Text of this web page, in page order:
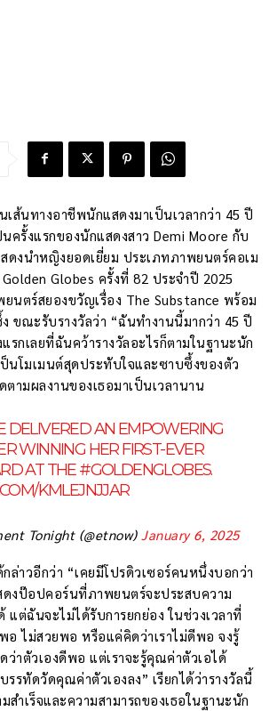
ส้นทางอาชีพนักแสดงมาเป็นเวลากว่า 45 ปี
ครั้งแรกของนักแสดงสาว Demi Moore กับ
สดงนำหญิงยอดเยี่ยม ประเภทภาพยนตร์คอเม
Globes ครั้งที่ 82 ประจำปี 2025
นตร์สยองขวัญเรื่อง The Substance พร้อม
ขณะรับรางวัลว่า “ฉันทำงานนี้มากว่า 45 ปี
รกเลยที่ฉันคว้ารางวัลอะไรก็ตามในฐานะนัก
ป็นโมเมนต์สุดประทับใจและซาบซึ้งของตัว
ามผลงานของเธอมาเป็นเวลานาน
DELIVERED AN EMPOWERING
WINNING HER FIRST-EVER
AT THE#GOLDENGLOBES.
KMLEJNJJAR
Tonight (@etnow) January 6, 2025
ล่าวอีกว่า “เคยมีโปรดิวเซอร์คนหนึ่งบอกว่า
งป๊อปคอร์นที่ภาพยนตร์จะประสบความ
แต่ฉันจะไม่ได้รับการยกย่อง ในช่วงเวลาที่
พอ ไม่สวยพอ หรือแค่คิดว่าเราไม่ดีพอ จงรู้
ว่าตัวเองดีพอ แต่เราจะรู้คุณค่าตัวเอได้
รทัดวัดคุณค่าตัวเองลง” เรียกได้ว่ารางวัลนี้
สำเร็จและความสามารถของเธอในฐานะนัก